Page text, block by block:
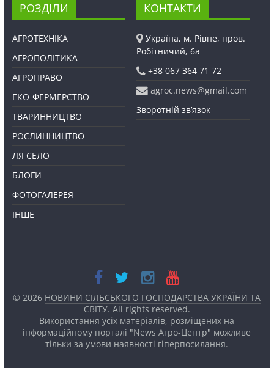
РОЗДІЛИ
АГРОТЕХНІКА
АГРОПОЛІТИКА
АГРОПРАВО
ЕКО-ФЕРМЕРСТВО
ТВАРИННИЦТВО
РОСЛИННИЦТВО
ЛЯ СЕЛО
БЛОГИ
ФОТОГАЛЕРЕЯ
ІНШЕ
КОНТАКТИ
Україна, м. Рівне, пров.
Робітничий, 6а
+38 067 364 71 72
agroc.news@gmail.com
Зворотній зв’язок
© 2026 НОВИНИ СІЛЬСЬКОГО ГОСПОДАРСТВА УКРАЇНИ ТА
СВІТУ. All rights reserved.
Використання усіх матеріалів, розміщених на
інформаційному порталі "News Агро-Центр" можливе
тільки за умови наявності гіперпосилання.